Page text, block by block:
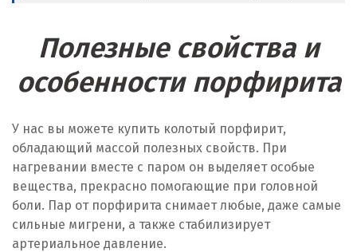
Полезные свойства и
особенности порфирита
У нас вы можете купить колотый порфирит,
обладающий массой полезных свойств. При
нагревании вместе с паром он выделяет особые
вещества, прекрасно помогающие при головной
боли. Пар от порфирита снимает любые, даже самые
сильные мигрени, а также стабилизирует
артериальное давление.